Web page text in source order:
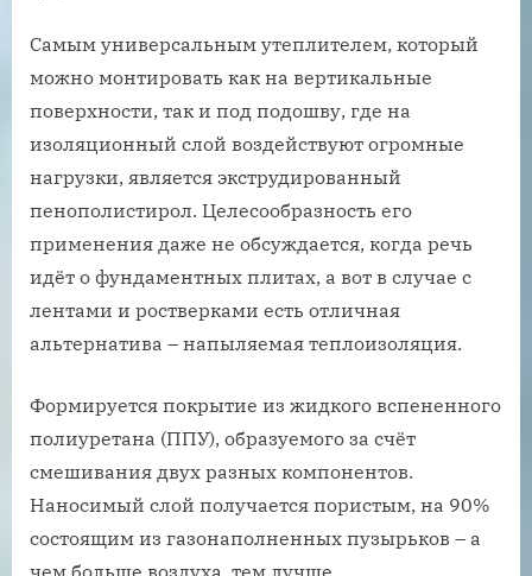
Самым универсальным утеплителем, который
можно монтировать как на вертикальные
поверхности, так и под подошву, где на
изоляционный слой воздействуют огромные
нагрузки, является экструдированный
пенополистирол. Целесообразность его
применения даже не обсуждается, когда речь
идёт о фундаментных плитах, а вот в случае с
лентами и ростверками есть отличная
альтернатива – напыляемая теплоизоляция.
Формируется покрытие из жидкого вспененного
полиуретана (ППУ), образуемого за счёт
смешивания двух разных компонентов.
Наносимый слой получается пористым, на 90%
состоящим из газонаполненных пузырьков – а
чем больше воздуха, тем лучше